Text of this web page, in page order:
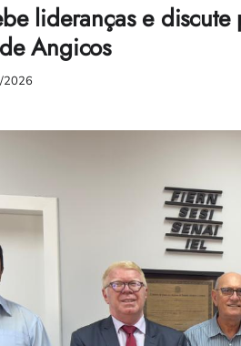
lideranças e
Angicos
2026